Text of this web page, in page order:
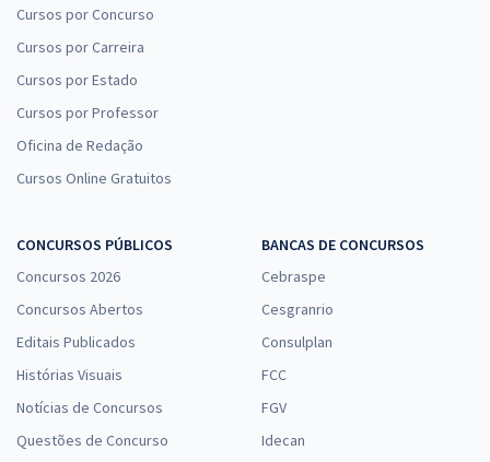
Cursos por Concurso
Cursos por Carreira
Cursos por Estado
Cursos por Professor
Oficina de Redação
Cursos Online Gratuitos
CONCURSOS PÚBLICOS
Concursos 2026
Concursos Abertos
Editais Publicados
Histórias Visuais
Notícias de Concursos
Questões de Concurso
BANCAS DE CONCURSOS
Cebraspe
Cesgranrio
Consulplan
FCC
FGV
Idecan